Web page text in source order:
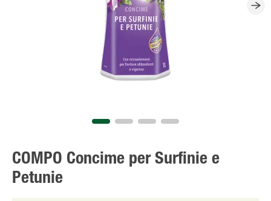
COMPO Concime per Surfinie e
Petunie